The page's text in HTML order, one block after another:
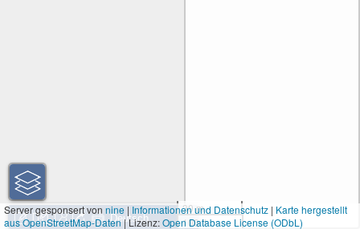
30 m
100 ft
Server gesponsert vonnine|Informationen und Datenschutz | Karte hergestellt
aus OpenStreetMap-Daten| Lizenz:Open Database License (ODbL)